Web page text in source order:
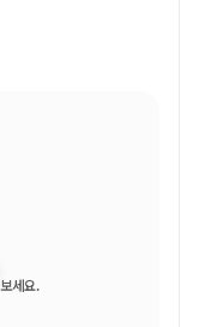
세요.